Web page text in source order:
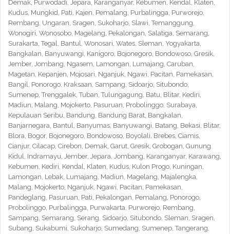
Demak, Purwodadi, Jepara, Karanganyar, Kebumen, Kendal, Klaten,
Kudus, Mungkid, Pati, Kajen, Pemalang, Purbalingga, Purworejo,
Rembang, Ungaran, Sragen, Sukoharjo, Slawi, Temanggung,
Wonogiri, Wonosobo, Magelang, Pekalongan, Salatiga, Semarang,
Surakarta, Tegal, Bantul, Wonosari, Wates, Sleman, Yogyakarta,
Bangkalan, Banyuwangi, Kanigoro, Bojonegoro, Bondowoso, Gresik,
Jember, Jombang, Ngasem, Lamongan, Lumajang, Caruban,
Magetan, Kepanjen, Mojosari, Nganjuk, Ngawi, Pacitan, Pamekasan,
Bangil, Ponorogo, Kraksaan, Sampang, Sidoarjo, Situbondo,
Sumenep, Trenggalek, Tuban, Tulungagung, Batu, Blitar, Kediri,
Madiun, Malang, Mojokerto, Pasuruan, Probolinggo, Surabaya,
Kepulauan Seribu, Bandung, Bandung Barat, Bangkalan,
Banjarnegara, Bantul, Banyumas, Banyuwangi, Batang, Bekasi, Blitar,
Blora, Bogor, Bojonegoro, Bondowoso, Boyolali, Brebes, Ciamis,
Cianjur, Cilacap, Cirebon, Demak, Garut, Gresik, Grobogan, Gunung
Kidul, Indramayu, Jember, Jepara, Jombang, Karanganyar, Karawang,
Kebumen, Kediri, Kendal, Klaten, Kudus, Kulon Progo, Kuningan,
Lamongan, Lebak, Lumajang, Madiun, Magelang, Majalengka,
Malang, Mojokerto, Nganjuk, Ngawi, Pacitan, Pamekasan,
Pandeglang, Pasuruan, Pati, Pekalongan, Pemalang, Ponorogo,
Probolinggo, Purbalingga, Purwakarta, Purworejo, Rembang,
Sampang, Semarang, Serang, Sidoarjo, Situbondo, Sleman, Sragen,
Subang, Sukabumi, Sukoharjo, Sumedang, Sumenep, Tangerang,